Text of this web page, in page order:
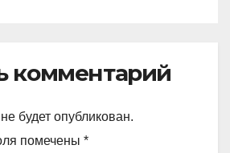
комментарий
будет опубликован.
помечены *